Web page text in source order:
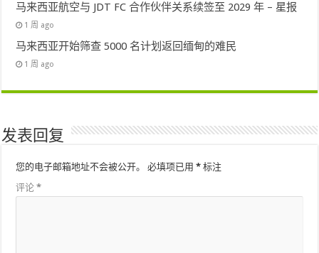
马来西亚航空与 JDT FC 合作伙伴关系续签至 2029 年 – 星报
1 周 ago
马来西亚开始筛查 5000 名计划返回缅甸的难民
1 周 ago
发表回复
您的电子邮箱地址不会被公开。 必填项已用* 标注
评论*